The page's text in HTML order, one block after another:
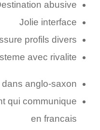
abusive
Jolie interface
profils divers
avec rivalite
anglo-saxon
qui communique
en francais